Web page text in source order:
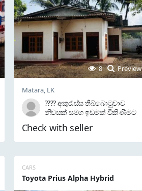
Preview
8
Matara, LK
???? අකුරැස්ස තිබ්බොටුවාව
නිවසක් සමග ඉඩමක් විකිණීමට
පාඩිගෙවත්ත,තිබ්බොටුවාව,අකු
ගොඩපිටිය පාරට මීටර් 50යි ✅
ආසන්නයි ✅ගොඩපිටිය මහා
විද්‍යාලයට ස...
Check with seller
CARS
Toyota Prius Alpha Hybrid